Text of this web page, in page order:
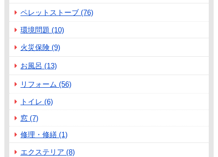
ペレットストーブ (76)
環境問題 (10)
火災保険 (9)
お風呂 (13)
リフォーム (56)
トイレ (6)
窓 (7)
修理・修繕 (1)
エクステリア (8)